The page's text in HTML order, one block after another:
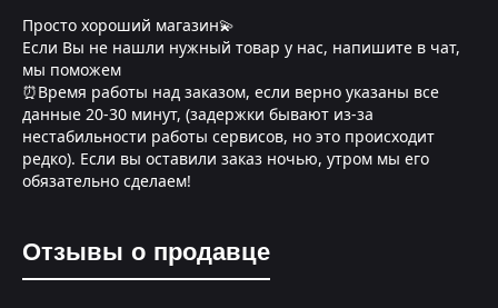
Просто хороший магазин💫
Если Вы не нашли нужный товар у нас, напишите в чат,
мы поможем
⏰Время работы над заказом, если верно указаны все
данные 20-30 минут, (задержки бывают из-за
нестабильности работы сервисов, но это происходит
редко). Если вы оставили заказ ночью, утром мы его
обязательно сделаем!
Отзывы о продавце